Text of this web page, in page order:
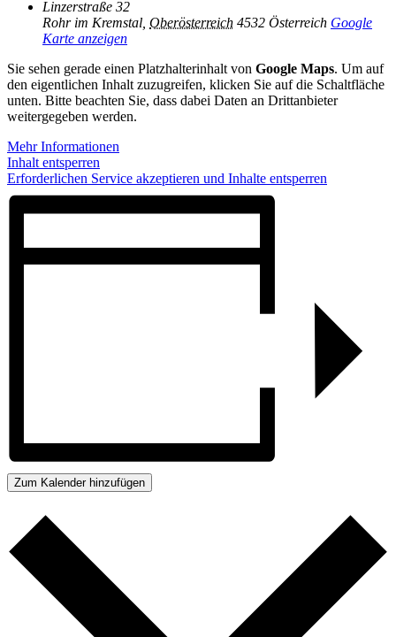
Linzerstraße 32
Rohr im Kremstal, Oberösterreich 4532 Österreich Google
Karte anzeigen
Sie sehen gerade einen Platzhalterinhalt von Google Maps. Um auf
den eigentlichen Inhalt zuzugreifen, klicken Sie auf die Schaltfläche
unten. Bitte beachten Sie, dass dabei Daten an Drittanbieter
weitergegeben werden.
Mehr Informationen
Inhalt entsperren
Erforderlichen Service akzeptieren und Inhalte entsperren
Zum Kalender hinzufügen